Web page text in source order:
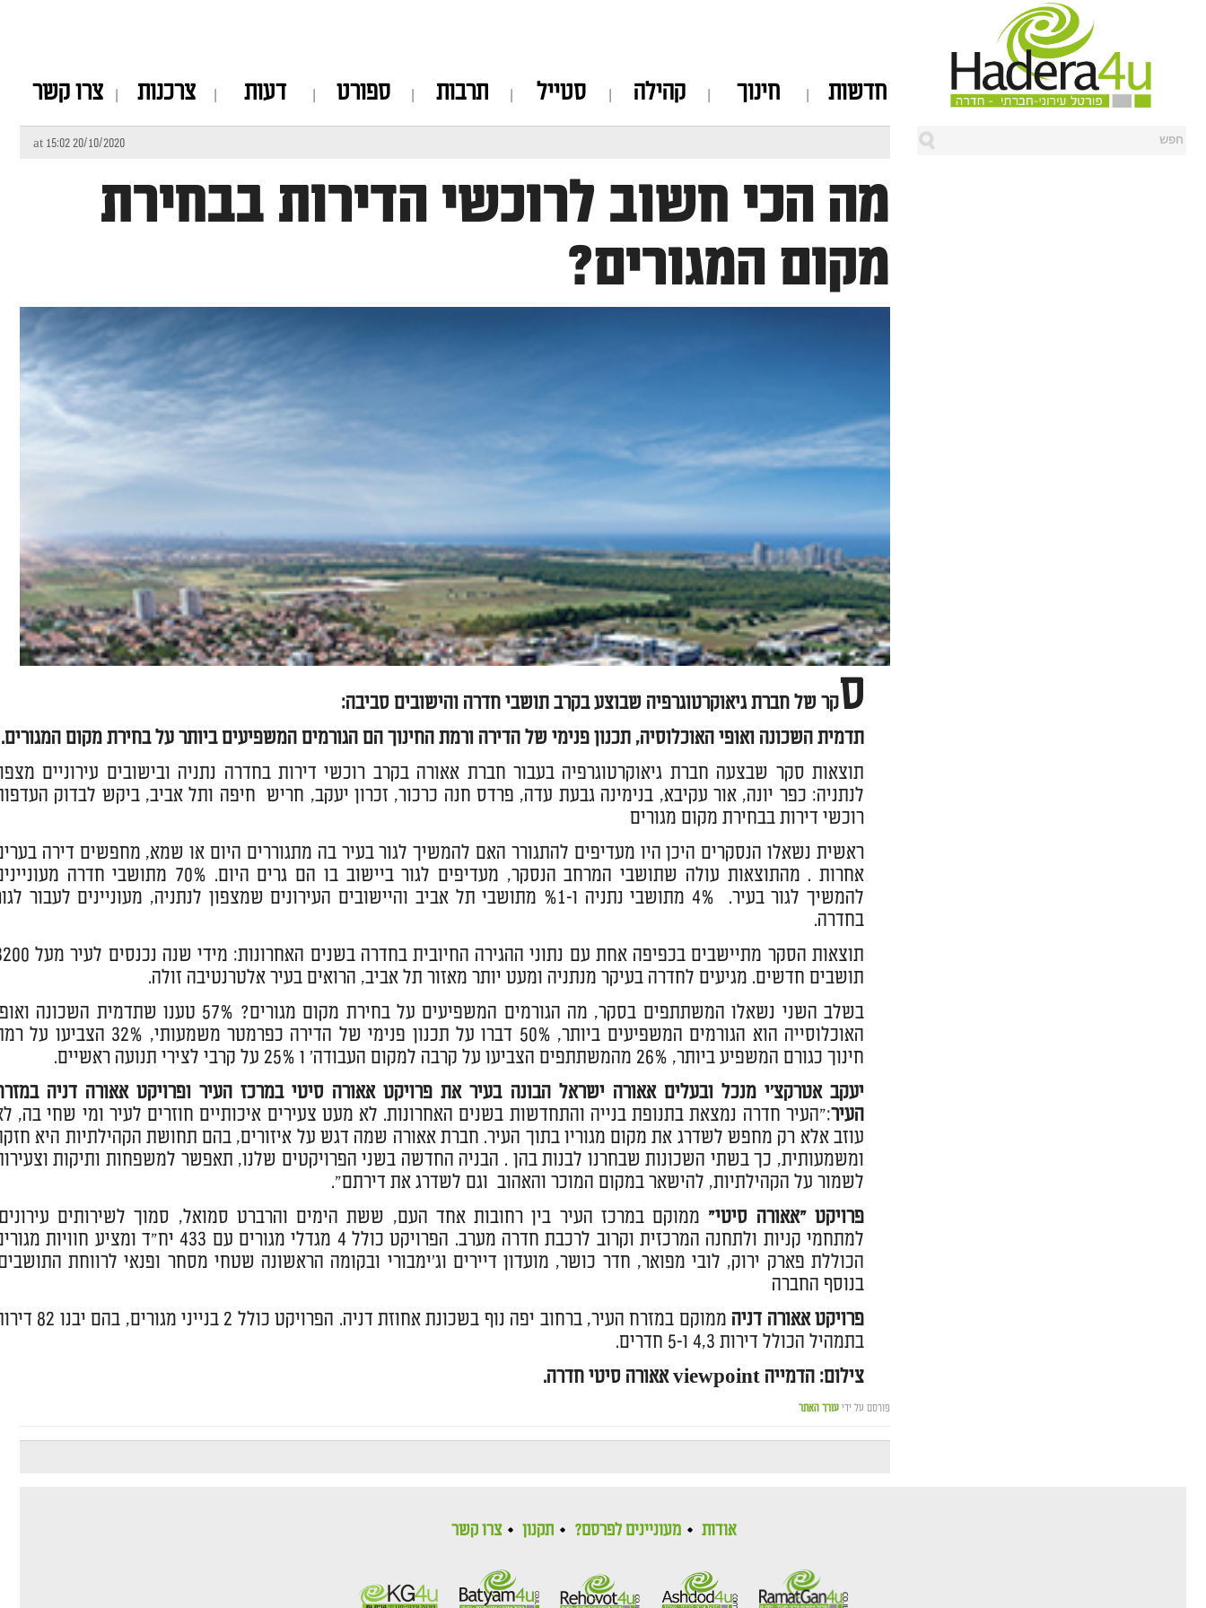
חדשות חינוך קהילה סטייל תרבות ספורט דעות צרכנות צרו קשר
20/10/2020 at 15:02
מה הכי חשוב לרוכשי הדירות בבחירת
מקום המגורים?
סקר של חברת גיאוקרטוגרפיה שבוצע בקרב תושבי חדרה והישובים סביבה:
תדמית השכונה ואופי האוכלוסיה, תכנון פנימי של הדירה ורמת החינוך הם הגורמים המשפיעים ביותר על בחירת מקום המגורים.
תוצאות סקר שבצעה חברת גיאוקרטוגרפיה בעבור חברת אאורה בקרב רוכשי דירות בחדרה נתניה ובישובים עירוניים
לנתניה: כפר יונה, אור עקיבא, בנימינה גבעת עדה, פרדס חנה כרכור, זכרון יעקב, חריש חיפה ותל אביב, ביקש לבדוק
רוכשי דירות בבחירת מקום מגורים
ראשית נשאלו הנסקרים היכן היו מעדיפים להתגורר האם להמשיך לגור בעיר בה מתגוררים היום או שמא, מחפשים דירה
אחרות . מהתוצאות עולה שתושבי המרחב הנסקר, מעדיפים לגור ביישוב בו הם גרים היום. 70% מתושבי חדרה
להמשיך לגור בעיר. 4% מתושבי נתניה ו-%1 מתושבי תל אביב והיישובים העירונים שמצפון לנתניה, מעוניינים לעבור
בחדרה.
תוצאות הסקר מתיישבים בכפיפה אחת עם נתוני ההגירה החיובית בחדרה בשנים
תושבים חדשים. מגיעים לחדרה בעיקר מנתניה ומעט יותר מאזור תל אביב, הרואים בעיר אלטרנטיבה זולה.
בשלב השני נשאלו המשתתפים בסקר, מה הגורמים המשפיעים על בחירת מקום מגורים? 57% טענו שתדמית השכונה
האוכלוסייה הוא הגורמים המשפיעים ביותר, 50% דברו על תכנון פנימי של הדירה כפרמטר משמעותי, 32%
חינוך כגורם המשפיע ביותר, 26% מהמשתתפים הצביעו על קרבה למקום העבודה' ו 25% על קרבי לצירי תנועה ראשיים.
יעקב אטרקצ'י מנכל ובעלים אאורה ישראל הבונה בעיר את פרויקט אאורה סיטי במרכז העיר ופרויקט אאורה דניה
העיר:"העיר חדרה נמצאת בתנופת בנייה והתחדשות בשנים האחרונות. לא מעט צעירים איכותיים חוזרים לעיר ומי שחי בה,
עוזב אלא רק מחפש לשדרג את מקום מגוריו בתוך העיר. חברת אאורה שמה דגש על איזורים, בהם תחושת הקהילתיות היא
ומשמעותית, כך בשתי השכונות שבחרנו לבנות בהן . הבניה החדשה בשני הפרויקטים שלנו, תאפשר למשפחות ותיקות
לשמור על הקהילתיות, להישאר במקום המוכר והאהוב וגם לשדרג את דירתם".
פרויקט "אאורה סיטי" ממוקם במרכז העיר בין רחובות אחד העם, ששת הימים והרברט סמואל, סמוך לשירותים
למתחמי קניות ולתחנה המרכזית וקרוב לרכבת חדרה מערב. הפרויקט כולל 4 מגדלי מגורים עם 433 יח"ד ומציע חוויות
הכוללת פארק ירוק, לובי מפואר, חדר כושר, מועדון דיירים וג'ימבורי ובקומה הראשונה שטחי מסחר ופנאי לרווחת
בנוסף החברה
פרויקט אאורה דניה
ממוקם במזרח העיר, ברחוב יפה נוף בשכונת אחוזת דניה. הפרויקט כולל 2
בתמהיל הכולל דירות 4,3 ו-5 חדרים.
צילום: הדמייה viewpoint אאורה סיטי חדרה.
פורסם על ידי עורך האתר
אודות מעוניינים לפרסם? תקנון צרו קשר